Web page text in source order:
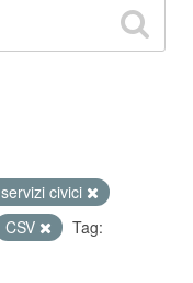
civici
CSV
Tag: